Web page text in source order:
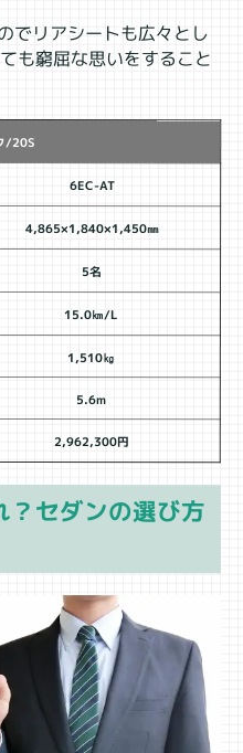
でリアシートも広々とし
も窮屈な思いをすること
/20S
6EC-AT
4,865×1,840×1,450㎜
5名
15.0㎞/L
1,510㎏
5.6m
2,962,300円
？セダンの選び方